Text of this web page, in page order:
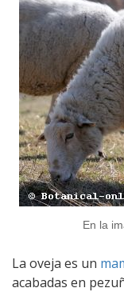
En la
La oveja es un
acabadas en